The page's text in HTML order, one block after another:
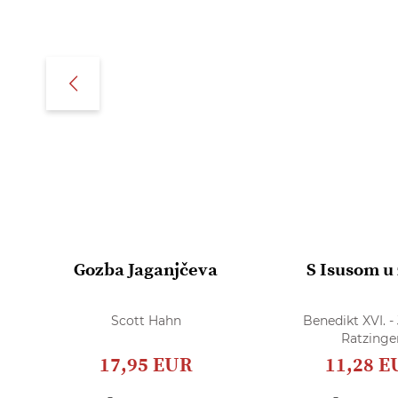
Gozba Jaganjčeva
Scott Hahn
17,95 EUR
S Isusom
Benedikt XVI. -
11,28